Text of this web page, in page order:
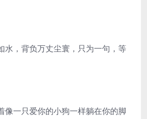
水，背负万丈尘寰，只为一句，等
像一只爱你的小狗一样躺在你的脚